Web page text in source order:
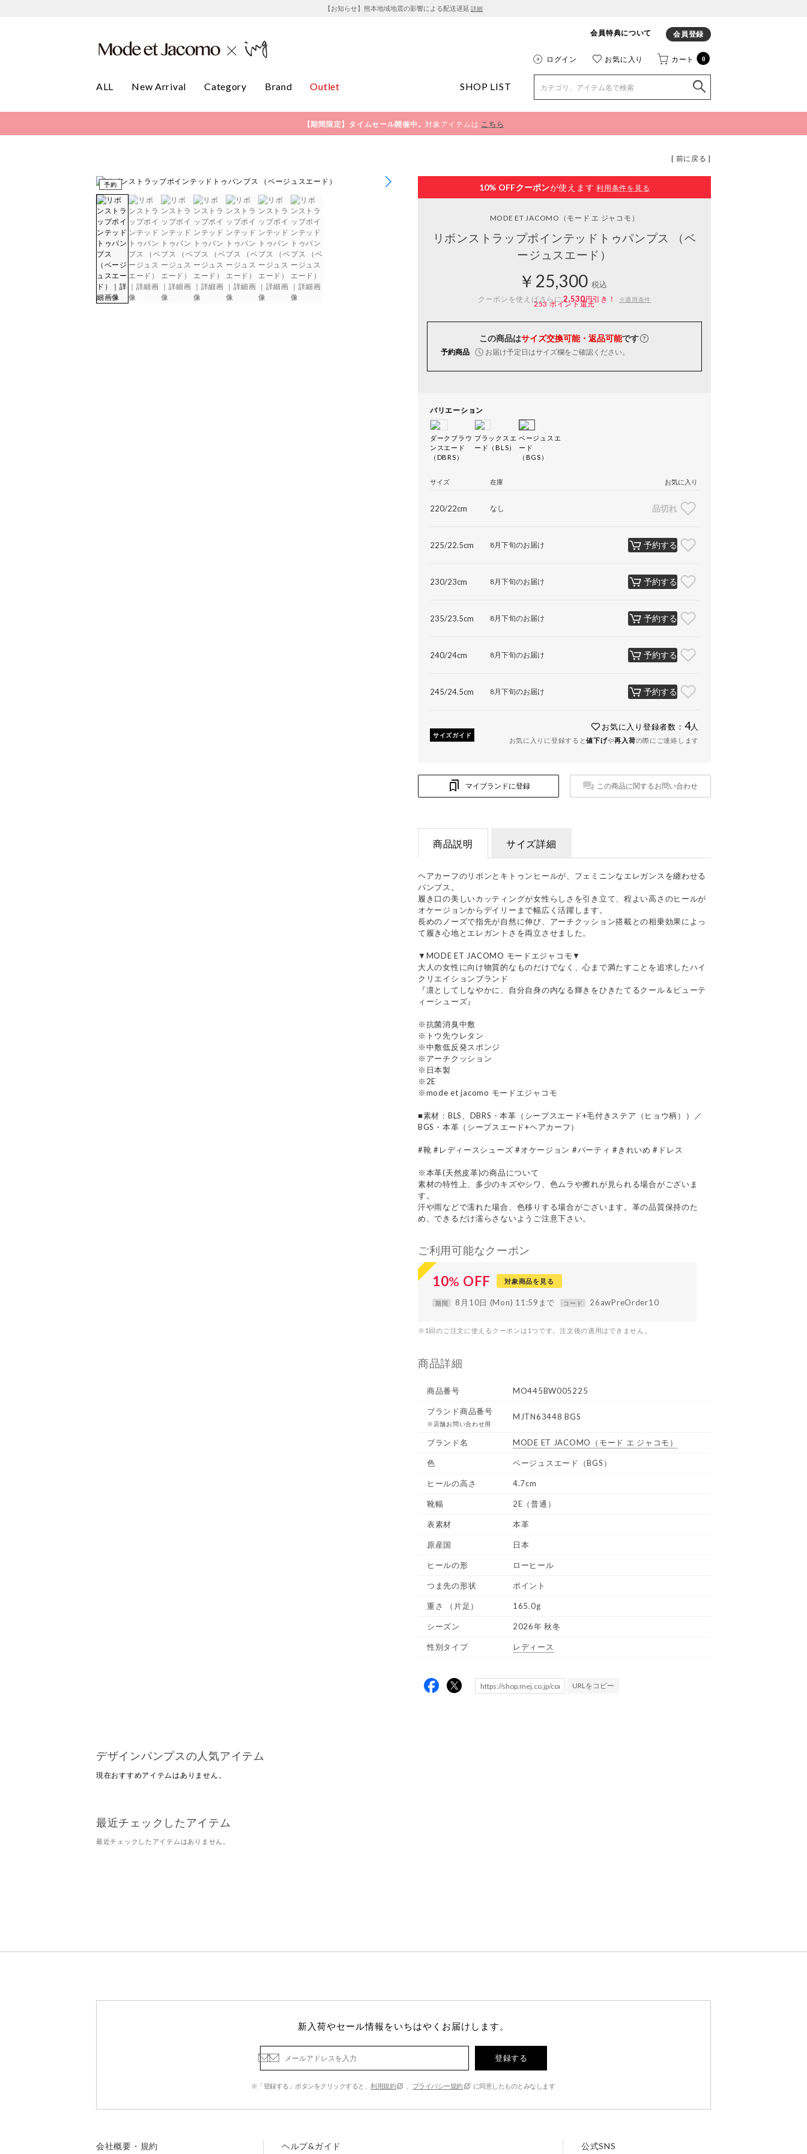
【お知らせ】熊本地域地震の影響による配送遅延 詳細
会員特典について 会員登録
ログイン お気に入り カート 0
ALL New Arrival Category Brand Outlet SHOP LIST
【期間限定】タイムセール開催中。対象アイテムは こちら
[ 前に戻る ]
10% OFFクーポンが使えます 利用条件を見る
MODE ET JACOMO （モード エ ジャコモ）
リボンストラップポインテッドトゥパンプス （ベ
ージュスエード）
￥25,300 税込
クーポンを使えばさらに2,530円引き！ ※適用条件
253ポイント還元
この商品はサイズ交換可能・返品可能です
予約商品 お届け予定日はサイズ欄をご確認ください。
バリエーション
ダークブラウ
ンスエード
（DBRS）
ブラックスエ
ード（BLS）
ベージュスエ
ード
（BGS）
サイズ 在庫 お気に入り
220/22cm なし 品切れ
225/22.5cm 8月下旬のお届け 予約する
230/23cm 8月下旬のお届け 予約する
235/23.5cm 8月下旬のお届け 予約する
240/24cm 8月下旬のお届け 予約する
245/24.5cm 8月下旬のお届け 予約する
サイズガイド
お気に入り登録者数： 4人
お気に入りに登録すると値下げや再入荷の際にご連絡します
マイブランドに登録 この商品に関するお問い合わせ
商品説明 サイズ詳細
ヘアカーフのリボンとキトゥンヒールが、フェミニンなエレガンスを纏わせる
パンプス。
履き口の美しいカッティングが女性らしさを引き立て、程よい高さのヒールが
オケージョンからデイリーまで幅広く活躍します。
長めのノーズで指先が自然に伸び、アーチクッション搭載との相乗効果によっ
て履き心地とエレガントさを両立させました。
▼MODE ET JACOMO モードエジャコモ▼
大人の女性に向け物質的なものだけでなく、心まで満たすことを追求したハイ
クリエイションブランド
『凛としてしなやかに、自分自身の内なる輝きをひきたてるクール＆ビューテ
ィーシューズ』
※抗菌消臭中敷
※トウ先ウレタン
※中敷低反発スポンジ
※アーチクッション
※日本製
※2E
※mode et jacomo モードエジャコモ
■素材：BLS、DBRS・本革（シープスエード+毛付きステア（ヒョウ柄））／
BGS・本革（シープスエード+ヘアカーフ）
#靴 #レディースシューズ #オケージョン #パーティ #きれいめ #ドレス
※本革(天然皮革)の商品について
素材の特性上、多少のキズやシワ、色ムラや擦れが見られる場合がございま
す。
汗や雨などで濡れた場合、色移りする場合がございます。革の品質保持のた
め、できるだけ濡らさないようご注意下さい。
ご利用可能なクーポン
10% OFF 対象商品を見る
期間 8月10日 (Mon) 11:59まで コード 26awPreOrder10
※1回のご注文に使えるクーポンは1つです。注文後の適用はできません。
商品詳細
商品番号 MO445BW005225
ブランド商品番号
※店舗お問い合わせ用
MJTN63448 BGS
ブランド名 MODE ET JACOMO （モード エ ジャコモ）
色 ベージュスエード（BGS）
ヒールの高さ 4.7cm
靴幅 2E（普通）
表素材 本革
原産国 日本
ヒールの形 ローヒール
つま先の形状 ポイント
重さ （片足） 165.0g
シーズン 2026年 秋冬
性別タイプ レディース
URLをコピー
デザインパンプスの人気アイテム
現在おすすめアイテムはありません。
最近チェックしたアイテム
最近チェックしたアイテムはありません。
新入荷やセール情報をいちはやくお届けします。
登録する
※「登録する」ボタンをクリックすると、利用規約 プライバシー規約 に同意したものとみなします
会社概要・規約 ヘルプ&ガイド 公式SNS